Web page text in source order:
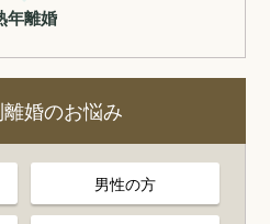
年離婚
婚のお悩み
男性の方